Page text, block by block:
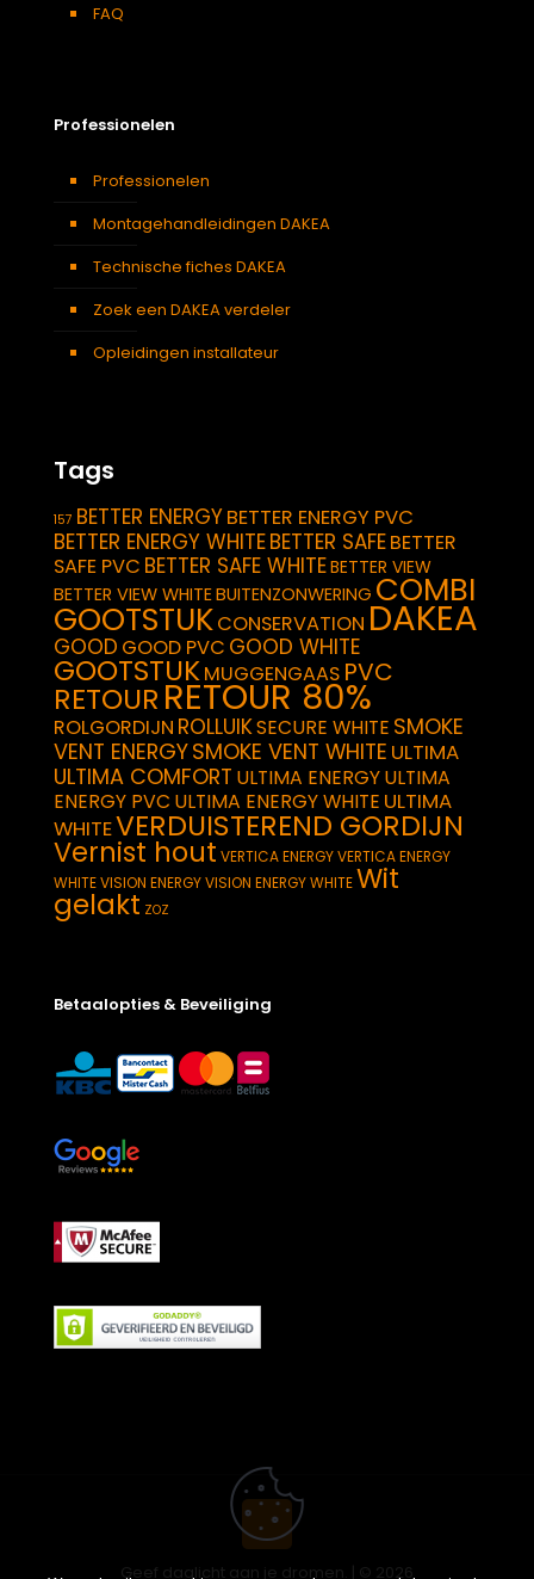
FAQ
Professionelen
Professionelen
Montagehandleidingen DAKEA
Technische fiches DAKEA
Zoek een DAKEA verdeler
Opleidingen installateur
Tags
157 BETTER ENERGYBETTER ENERGY PVC
BETTER ENERGY WHITEBETTER SAFEBETTER
SAFE PVC BETTER SAFE WHITEBETTER VIEW
BETTER VIEW WHITEBUITENZONWERING COMBI
GOOTSTUKCONSERVATION DAKEA
GOOD GOOD PVC GOOD WHITE
GOOTSTUKMUGGENGAAS PVC
RETOUR RETOUR 80%
ROLGORDIJN ROLLUIKSECURE WHITE SMOKE
VENT ENERGYSMOKE VENT WHITE ULTIMA
ULTIMA COMFORT ULTIMA ENERGYULTIMA
ENERGY PVC ULTIMA ENERGY WHITE ULTIMA
WHITEVERDUISTEREND GORDIJN
Vernist hout VERTICA ENERGYVERTICA ENERGY
WHITEVISION ENERGYVISION ENERGY WHITEWit
gelakt ZOZ
Betaalopties & Beveiliging
Geef daglicht aan je dromen. | © 2026